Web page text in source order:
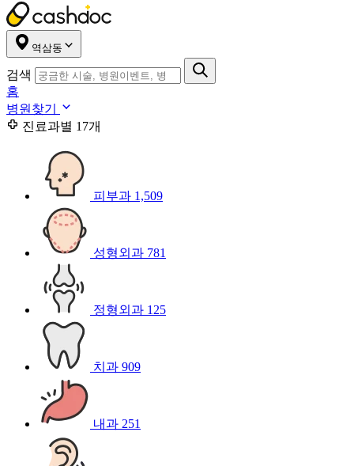
역삼동
검색
홈
병원찾기
진료과별 17개
피부과 1,509
성형외과 781
정형외과 125
치과 909
내과 251